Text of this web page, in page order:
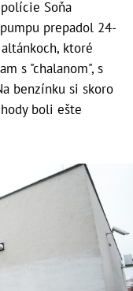
Soňa
prepadol 24-
ktoré
s "chalanom", s
benzínku si skoro
boli ešte